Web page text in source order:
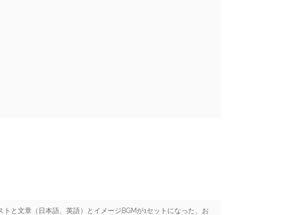
と文章（日本語、英語）とイメージBGMが1セットになった、お